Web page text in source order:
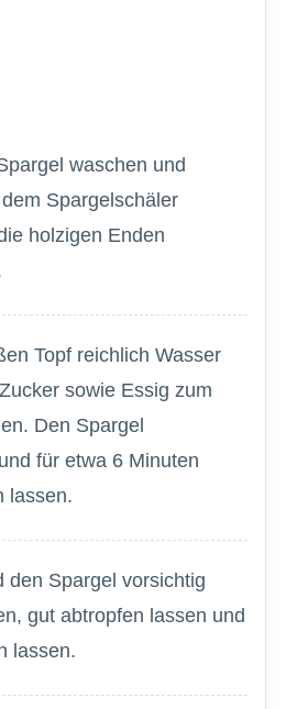
waschen und
Spargelschäler
holzigen Enden
Topf reichlich Wasser
sowie Essig zum
Den Spargel
für etwa 6 Minuten
lassen.
den Spargel vorsichtig
gut abtropfen lassen und
lassen.